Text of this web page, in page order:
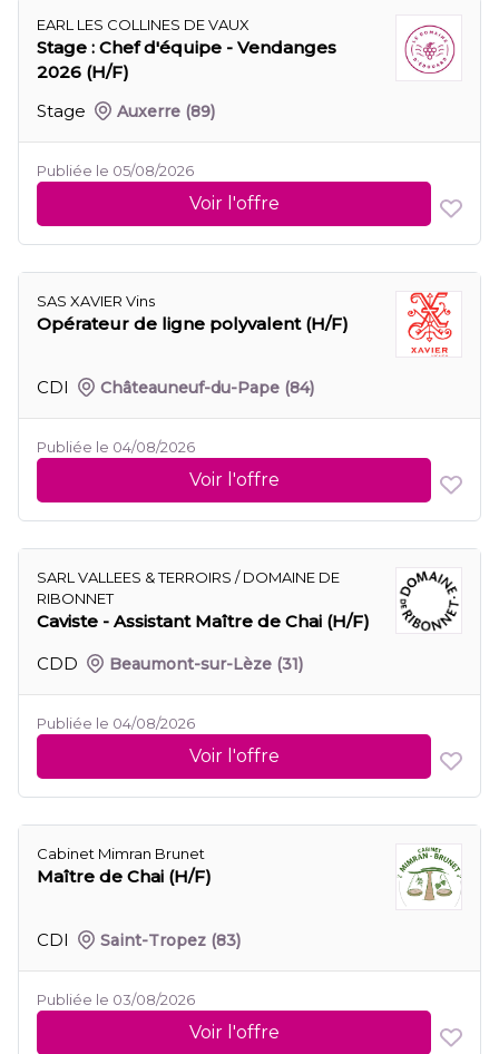
EARL LES COLLINES DE VAUX
Stage : Chef d'équipe - Vendanges
2026 (H/F)
Stage
Auxerre (89)
Publiée le 05/08/2026
Voir l'offre
SAS XAVIER Vins
Opérateur de ligne polyvalent (H/F)
CDI Châteauneuf-du-Pape (84)
Publiée le 04/08/2026
Voir l'offre
SARL VALLEES & TERROIRS / DOMAINE DE
RIBONNET
Caviste - Assistant Maître de Chai (H/F)
CDD
Beaumont-sur-Lèze (31)
Publiée le 04/08/2026
Voir l'offre
Cabinet Mimran Brunet
Maître de Chai (H/F)
CDI Saint-Tropez (83)
Publiée le 03/08/2026
Voir l'offre